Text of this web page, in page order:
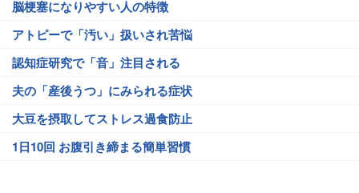
脳梗塞になりやすい人の特徴
アトピーで「汚い」扱いされ苦悩
認知症研究で「音」注目される
夫の「産後うつ」にみられる症状
大豆を摂取してストレス過食防止
1日10回 お腹引き締まる簡単習慣